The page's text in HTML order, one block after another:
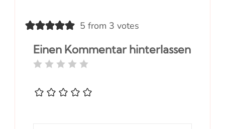
5 from 3 votes
Einen Kommentar hinterlassen